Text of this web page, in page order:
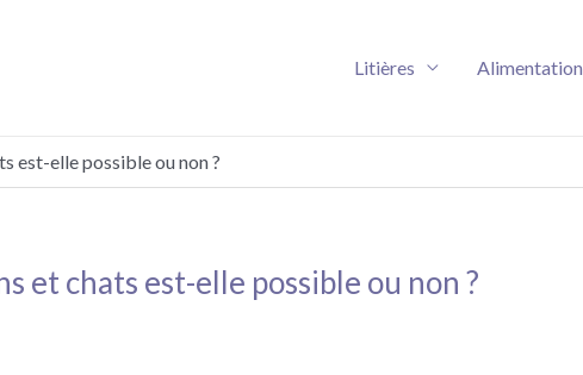
Litières Alimentation
est-elle possible ou non ?
et chats est-elle possible ou non ?